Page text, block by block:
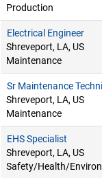
Production
Electrical Engineer
Shreveport, LA, US
Maintenance
Sr Maintenance
Shreveport, LA, US
Maintenance
EHS Specialist
Shreveport, LA, US
Safety/Health/